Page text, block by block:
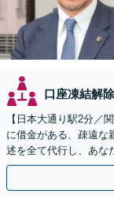
口座凍結解除
【日本大通り駅2分／
に借金がある、疎遠な
述を全て代行し、あな
や遺留分問題も実績豊